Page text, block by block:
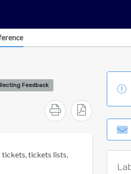
Feedback
tickets, tickets lists,